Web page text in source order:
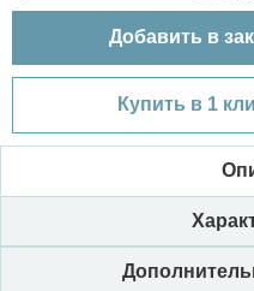
Добавить в
Купить в 1